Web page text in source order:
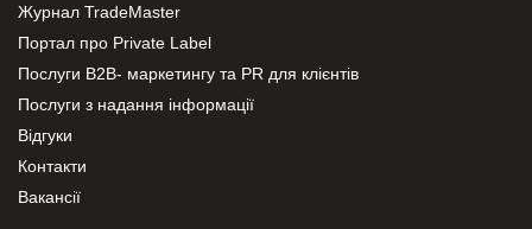
Журнал TradeMaster
Портал про Private Label
Послуги В2В- маркетингу та PR для клієнтів
Послуги з надання інформації
Відгуки
Контакти
Вакансії